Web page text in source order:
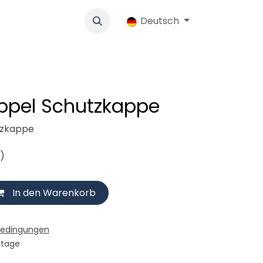
Genossenschaft Jobs Ersatzteile-Shop
Deutsch
Schutzkappe
In den Warenkorb